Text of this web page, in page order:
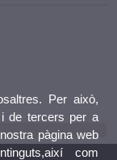
Per això,
de tercers per a
pàgina web
com